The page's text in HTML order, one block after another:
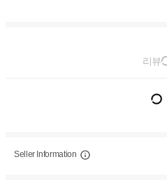
리뷰
Seller Information